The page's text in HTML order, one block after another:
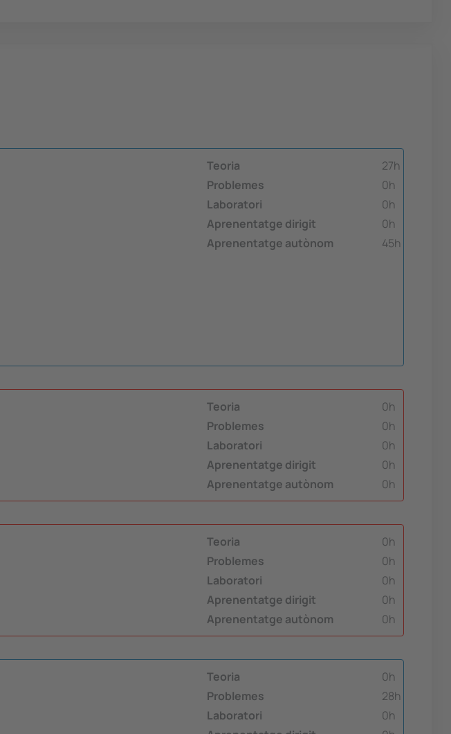
Teoria
27h
Problemes
0h
Laboratori
0h
Aprenentatge dirigit
0h
Aprenentatge autònom
45h
Teoria
0h
Problemes
0h
Laboratori
0h
Aprenentatge dirigit
0h
Aprenentatge autònom
0h
Teoria
0h
Problemes
0h
Laboratori
0h
Aprenentatge dirigit
0h
Aprenentatge autònom
0h
Teoria
0h
Problemes
28h
Laboratori
0h